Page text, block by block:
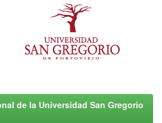
de la Universidad San Gregorio